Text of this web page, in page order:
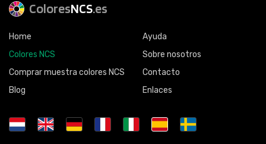
ColoresNCS.es
Home
Colores NCS
Comprar muestra colores NCS
Blog
Ayuda
Sobre nosotros
Contacto
Enlaces